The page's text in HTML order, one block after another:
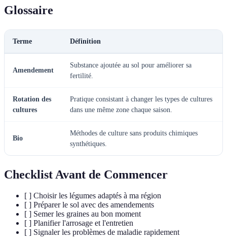
Glossaire
Terme Définition
Amendement
Substance ajoutée au sol pour améliorer sa
fertilité.
Rotation des
cultures
Pratique consistant à changer les types de cultures
dans une même zone chaque saison.
Bio
Méthodes de culture sans produits chimiques
synthétiques.
Checklist Avant de Commencer
[ ] Choisir les légumes adaptés à ma région
[ ] Préparer le sol avec des amendements
[ ] Semer les graines au bon moment
[ ] Planifier l'arrosage et l'entretien
[ ] Signaler les problèmes de maladie rapidement